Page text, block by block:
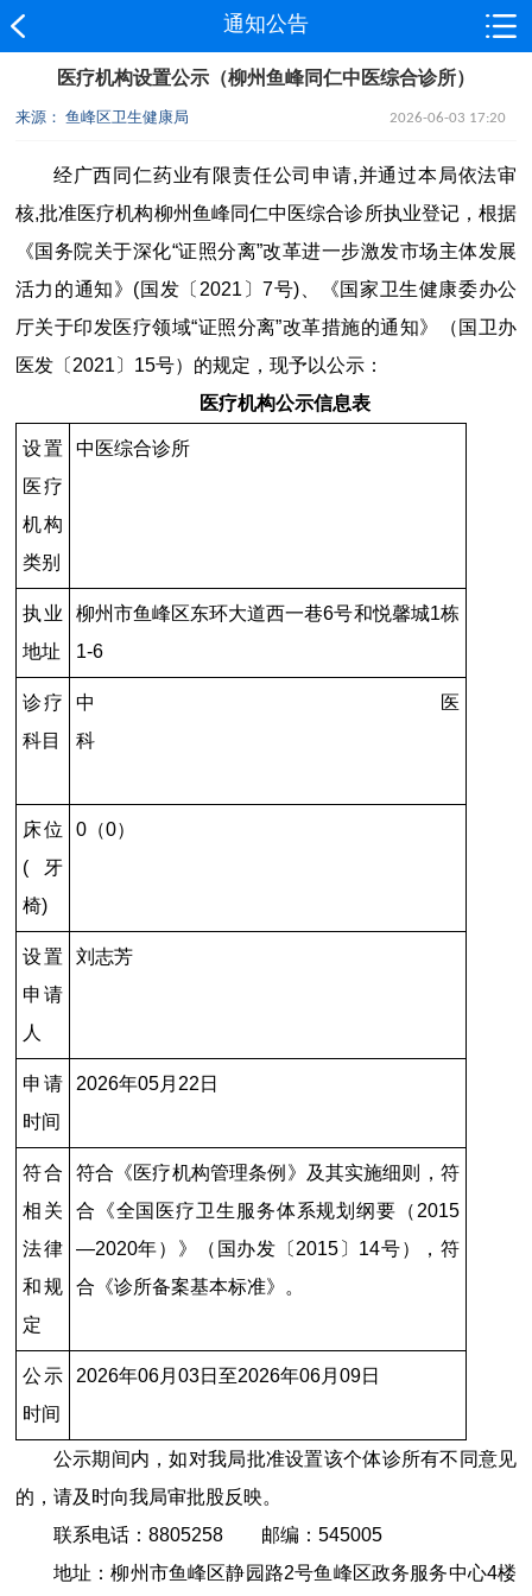
通知公告
医疗机构设置公示（柳州鱼峰同仁中医综合诊所）
来源： 鱼峰区卫生健康局 2026-06-03 17:20
经广西同仁药业有限责任公司申请,并通过本局依法审
核,批准医疗机构柳州鱼峰同仁中医综合诊所执业登记，根据
《国务院关于深化“证照分离”改革进一步激发市场主体发展
活力的通知》(国发〔2021〕7号)、《国家卫生健康委办公
厅关于印发医疗领域“证照分离”改革措施的通知》（国卫办
医发〔2021〕15号）的规定，现予以公示：
医疗机构公示信息表
设置
医疗
机构
类别
中医综合诊所
执业
地址
柳州市鱼峰区东环大道西一巷6号和悦馨城1栋
1-6
诊疗
科目
中医
科
床位
(牙
椅)
0（0）
设置
申请
人
刘志芳
申请
时间
2026年05月22日
符合
相关
法律
和规
定
符合《医疗机构管理条例》及其实施细则，符
合《全国医疗卫生服务体系规划纲要（2015
—2020年）》（国办发〔2015〕14号），符
合《诊所备案基本标准》。
公示
时间
2026年06月03日至2026年06月09日
公示期间内，如对我局批准设置该个体诊所有不同意见
的，请及时向我局审批股反映。
联系电话：8805258 邮编：545005
地址：柳州市鱼峰区静园路2号鱼峰区政务服务中心4楼